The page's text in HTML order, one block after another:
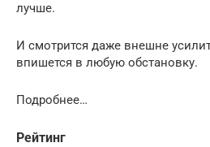
лучше.
И смотрится даже внешне
впишется в любую обстановку.
Подробнее…
Рейтинг